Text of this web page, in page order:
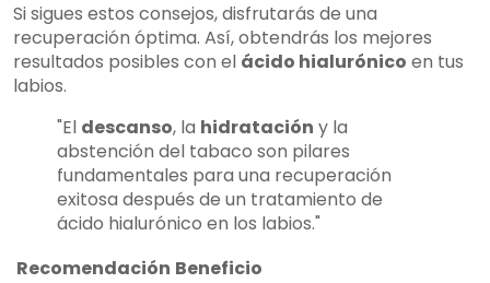
Si sigues estos consejos, disfrutarás de una
recuperación óptima. Así, obtendrás los mejores
resultados posibles con el ácido hialurónico en tus
labios.
"El descanso, la hidratación y la
abstención del tabaco son pilares
fundamentales para una recuperación
exitosa después de un tratamiento de
ácido hialurónico en los labios."
Recomendación Beneficio